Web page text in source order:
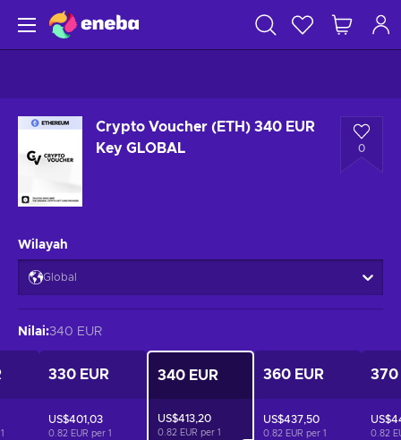
Crypto Voucher (ETH) 340 EUR
Key GLOBAL
0
Wilayah
Global
Nilai:340 EUR
1
330 EUR
US$401,03
0.82 EUR per 1
340 EUR
US$413,20
0.82 EUR per 1
360 EUR
US$437,50
0.82 EUR per 1
370
0.82